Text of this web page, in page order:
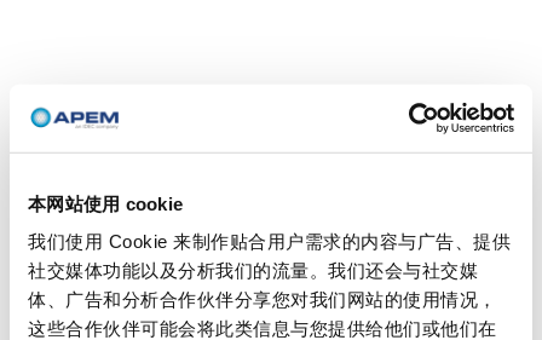
本网站使用 cookie
我们使用 Cookie 来制作贴合用户需求的内容与广告、提供
社交媒体功能以及分析我们的流量。我们还会与社交媒
体、广告和分析合作伙伴分享您对我们网站的使用情况，
这些合作伙伴可能会将此类信息与您提供给他们或他们在